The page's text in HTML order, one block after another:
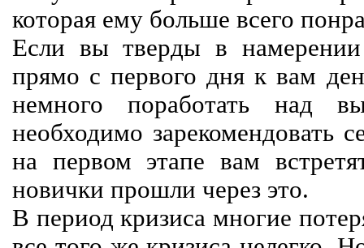
которая ему больше всего
Если вы тверды в
прямо с первого дня к вам
немного поработать над
необходимо зарекомендовать
на первом этапе вам
новички прошли через это.
В период кризиса многие